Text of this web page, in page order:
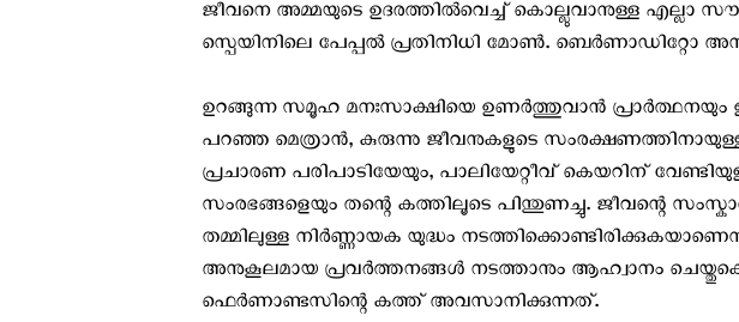
ജീവനെ അമ്മയുടെ ഉദരത്തില്‍വെച്ച് കൊല്ലുവാനുള്ള എല്ലാ
സ്പെയിനിലെ പേപ്പല്‍ പ്രതിനിധി മോണ്‍. ബെര്‍ണാഡിറ്റോ
ഉറങ്ങുന്ന സമൂഹ മനഃസാക്ഷിയെ ഉണര്‍ത്തുവാന്‍
പറഞ്ഞ മെത്രാന്‍, കുരുന്നു ജീവനുകളുടെ
പ്രചാരണ പരിപാടിയേയും, പാലിയേറ്റീവ് കെയറിന്
സംരഭങ്ങളെയും തന്റെ കത്തിലൂടെ പിന്തുണച്ചു. ജീവന്റെ
തമ്മിലുള്ള നിര്‍ണ്ണായക യുദ്ധം
അനുകൂലമായ പ്രവര്‍ത്തനങ്ങള്‍ നടത്താനും ആഹ്വാനം
ഫെര്‍ണാണ്ടസിന്റെ കത്ത് അവസാനിക്കുന്നത്.